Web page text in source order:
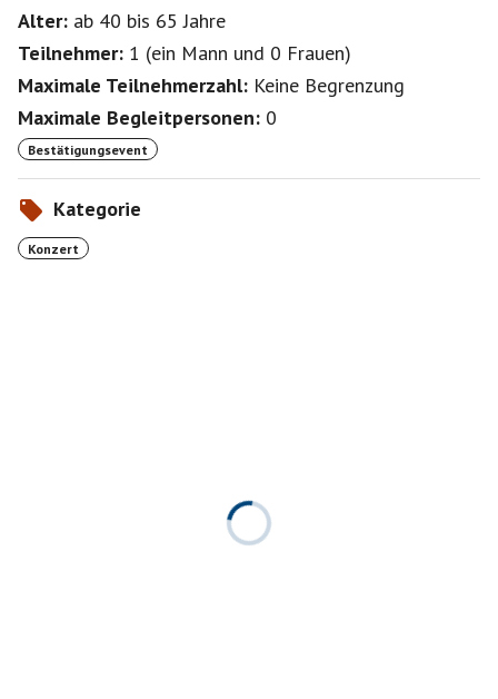
Alter: ab 40 bis 65Jahre
Teilnehmer: 1 (ein Mann und 0 Frauen)
Maximale Teilnehmerzahl: Keine Begrenzung
Maximale Begleitpersonen: 0
Bestätigungsevent
Kategorie
Konzert